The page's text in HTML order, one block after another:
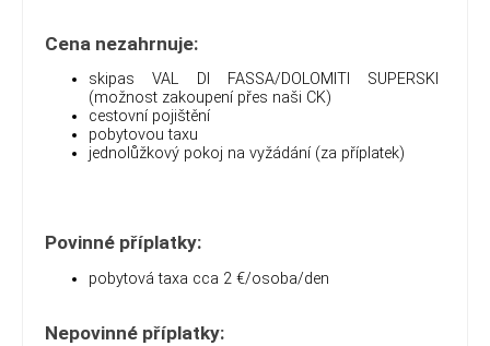
Cena nezahrnuje:
skipas VAL DI FASSA/DOLOMITI SUPERSKI
(možnost zakoupení přes naši CK)
cestovní pojištění
pobytovou taxu
jednolůžkový pokoj na vyžádání (za příplatek)
Povinné příplatky:
pobytová taxa cca 2 €/osoba/den
Nepovinné příplatky: